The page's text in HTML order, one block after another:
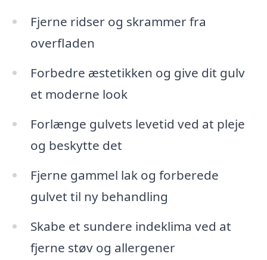
Fjerne ridser og skrammer fra
overfladen
Forbedre æstetikken og give dit gulv
et moderne look
Forlænge gulvets levetid ved at pleje
og beskytte det
Fjerne gammel lak og forberede
gulvet til ny behandling
Skabe et sundere indeklima ved at
fjerne støv og allergener